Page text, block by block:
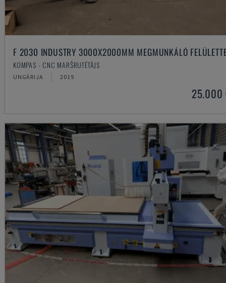
F 2030 INDUSTRY 3000X2000MM MEGMUNKÁLÓ
KOMPAS - CNC MARŠRUTĒTĀJS
UNGĀRIJA 2019
25.000